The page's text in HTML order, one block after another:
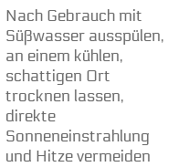
Nach Gebrauch mit
Süßwasser ausspülen,
an einem kühlen,
schattigen Ort
trocknen lassen,
direkte
Sonneneinstrahlung
und Hitze vermeiden